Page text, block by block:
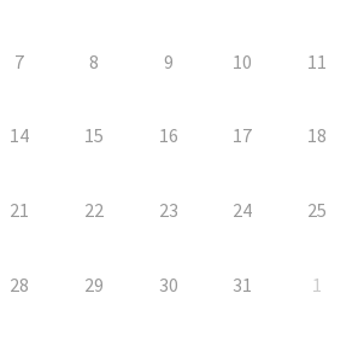
7 8 9 10 11
14 15 16 17 18
21 22 23 24 25
28 29 30 31 1